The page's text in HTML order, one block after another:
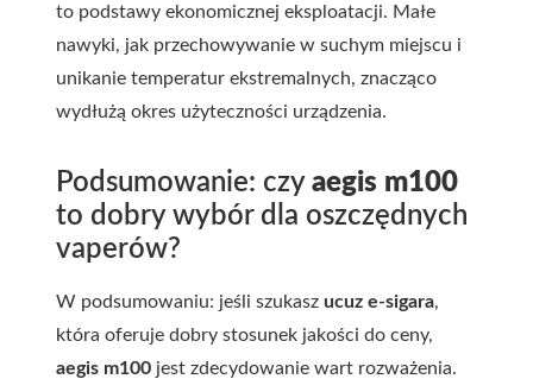
to podstawy ekonomicznej eksploatacji. Małe
nawyki, jak przechowywanie w suchym miejscu i
unikanie temperatur ekstremalnych, znacząco
wydłużą okres użyteczności urządzenia.
Podsumowanie: czy aegis m100
to dobry wybór dla oszczędnych
vaperów?
W podsumowaniu: jeśli szukasz ucuz e-sigara,
która oferuje dobry stosunek jakości do ceny,
aegis m100 jest zdecydowanie wart rozważenia.